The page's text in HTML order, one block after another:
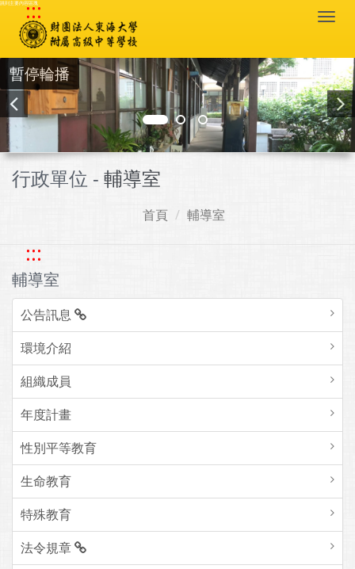
跳到主要內容區塊
:::
暫停輪播
行政單位 - 輔導室
首頁 輔導室
:::
輔導室
公告訊息
環境介紹
組織成員
年度計畫
性別平等教育
生命教育
特殊教育
法令規章